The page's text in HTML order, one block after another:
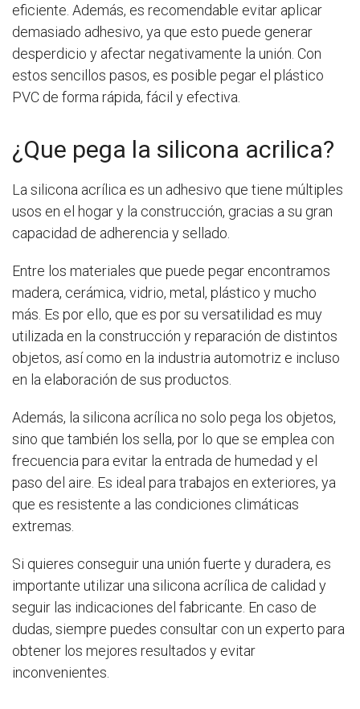
eficiente. Además, es recomendable evitar aplicar
demasiado adhesivo, ya que esto puede generar
desperdicio y afectar negativamente la unión. Con
estos sencillos pasos, es posible pegar el plástico
PVC de forma rápida, fácil y efectiva.
¿Que pega la silicona acrilica?
La silicona acrílica es un adhesivo que tiene múltiples
usos en el hogar y la construcción, gracias a su gran
capacidad de adherencia y sellado.
Entre los materiales que puede pegar encontramos
madera, cerámica, vidrio, metal, plástico y mucho
más. Es por ello, que es por su versatilidad es muy
utilizada en la construcción y reparación de distintos
objetos, así como en la industria automotriz e incluso
en la elaboración de sus productos.
Además, la silicona acrílica no solo pega los objetos,
sino que también los sella, por lo que se emplea con
frecuencia para evitar la entrada de humedad y el
paso del aire. Es ideal para trabajos en exteriores, ya
que es resistente a las condiciones climáticas
extremas.
Si quieres conseguir una unión fuerte y duradera, es
importante utilizar una silicona acrílica de calidad y
seguir las indicaciones del fabricante. En caso de
dudas, siempre puedes consultar con un experto para
obtener los mejores resultados y evitar
inconvenientes.